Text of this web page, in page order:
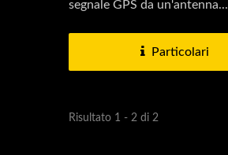
segnale GPS da un'antenna...
Particolari
Risultato 1 - 2 di 2Videocitofono